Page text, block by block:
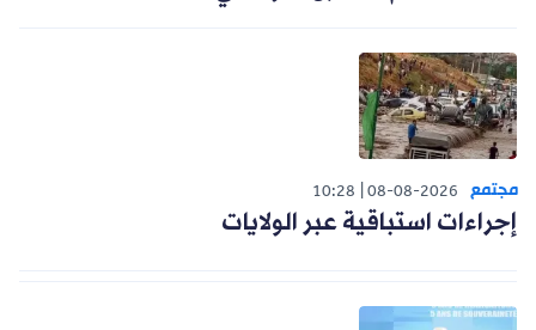
مجتمع 08-08-2026
10:28
إجراءات استباقية عبر الولايات